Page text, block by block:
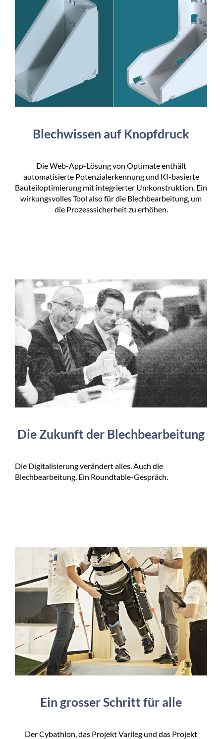
Blechwissen auf Knopfdruck
Die Web-App-Lösung von Optimate enthält
automatisierte Potenzialerkennung und KI-basierte
Bauteiloptimierung mit integrierter Umkonstruktion. Ein
wirkungsvolles Tool also für die Blechbearbeitung, um
die Prozesssicherheit zu erhöhen.
Die Zukunft der Blechbearbeitung
Die Digitalisierung verändert alles. Auch die
Blechbearbeitung. Ein Roundtable-Gespräch.
Ein grosser Schritt für alle
Der Cybathlon, das Projekt Varileg und das Projekt